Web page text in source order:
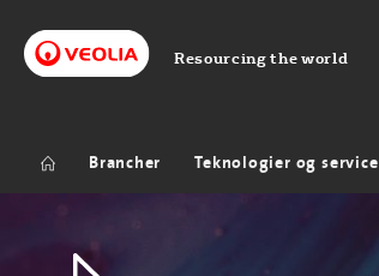
Resourcing the world
Brancher Teknologier og service